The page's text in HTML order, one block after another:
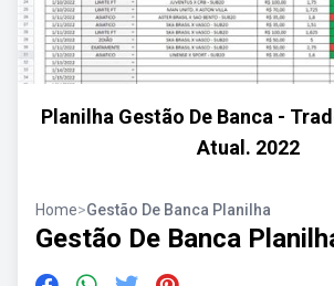
Planilha Gestão De Banca -
Atual. 2022
Home>Gestão De Banca Planilha
Gestão De Banca